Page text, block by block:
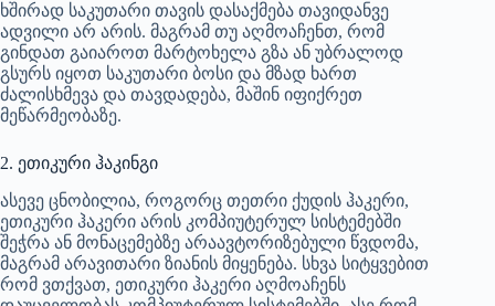
ხშირად საკუთარი თავის დასაქმება თავიდანვე
ადვილი არ არის. მაგრამ თუ აღმოაჩენთ, რომ
გინდათ გაიაროთ მარტოხელა გზა ან უბრალოდ
გსურს იყოთ საკუთარი ბოსი და მზად ხართ
ძალისხმევა და თავდადება, მაშინ იფიქრეთ
მეწარმეობაზე.
2. ეთიკური ჰაკინგი
ასევე ცნობილია, როგორც თეთრი ქუდის ჰაკერი,
ეთიკური ჰაკერი არის კომპიუტერულ სისტემებში
შეჭრა ან მონაცემებზე არაავტორიზებული წვდომა,
მაგრამ არავითარი ზიანის მიყენება. სხვა სიტყვებით
რომ ვთქვათ, ეთიკური ჰაკერი აღმოაჩენს